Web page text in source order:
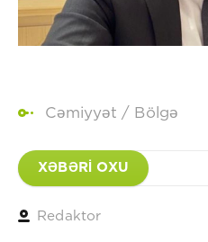
Cəmiyyət / Bölgə
XƏBƏRİ OXU
Redaktor